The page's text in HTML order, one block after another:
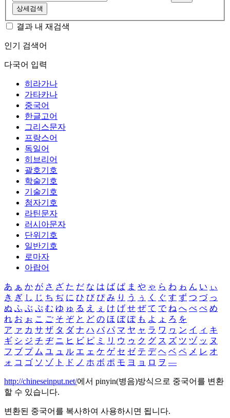
상세검색
결과 내 재검색
인기 검색어
다국어 입력
히라가나
가타카나
중국어
한글고어
그리스문자
프랑스어
독일어
히브리어
괄호기호
학술기호
기술기호
첨자기호
라틴문자
러시아문자
단위기호
일반기호
로마자
아랍어
あ ぁ か が さ ざ た だ な は ば ぱ ま や ゃ ら わ ゎ ん い ぃ
き ぎ し じ ち ぢ に ひ び ぴ み り う ぅ く ぐ す ず つ づ っ
ぬ ふ ぶ ぷ む ゆ ゅ る え ぇ け げ せ ぜ て で ね へ べ ぺ め
れ お ぉ こ ご そ ぞ と ど の ほ ぼ ぽ も よ ょ ろ を
ア ァ カ サ ザ タ ダ ナ ハ バ パ マ ヤ ャ ラ ワ ヮ ン イ ィ キ
ギ シ ジ チ ヂ ニ ヒ ビ ピ ミ リ ウ ゥ ク グ ス ズ ツ ヅ ッ ヌ
フ ブ プ ム ユ ュ ル エ ェ ケ ゲ セ ゼ テ デ ヘ ベ ペ メ レ オ
ォ コ ゴ ソ ゾ ト ド ノ ホ ボ ポ モ ヨ ョ ロ ヲ ―
http://chineseinput.net/에서 pinyin(병음)방식으로 중국어를 변환
할 수 있습니다.
변환된 중국어를 복사하여 사용하시면 됩니다.